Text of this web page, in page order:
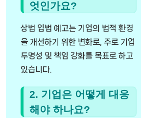
엇인가요?
상법 입법 예고는 기업의 법적 환경
을 개선하기 위한 변화로, 주로 기업
투명성 및 책임 강화를 목표로 하고
있습니다.
2. 기업은 어떻게 대응
해야 하나요?